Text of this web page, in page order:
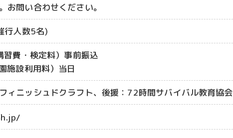
お問い合わせください。
行人数5名)
費・検定料）事前振込
施設利用料）当日
ィニッシュドクラフト、後援：72時間サバイバル教育協会